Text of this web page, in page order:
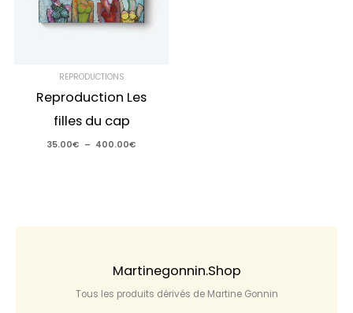
REPRODUCTIONS
Reproduction Les
filles du cap
35.00€ – 400.00€
Martinegonnin.shop
Tous les produits dérivés de Martine Gonnin